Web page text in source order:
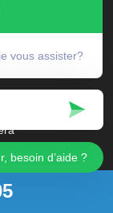
vous assister?
besoin d’aide ?